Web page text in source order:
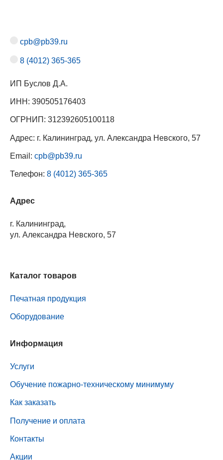
cpb@pb39.ru
8 (4012) 365-365
ИП Буслов Д.А.
ИНН: 390505176403
ОГРНИП: 312392605100118
Адрес: г. Калининград, ул. Александра Невского, 57
Email: cpb@pb39.ru
Телефон: 8 (4012) 365-365
Адрес
г. Калининград,
ул. Александра Невского, 57
Каталог товаров
Печатная продукция
Оборудование
Информация
Услуги
Обучение пожарно-техническому минимуму
Как заказать
Получение и оплата
Контакты
Акции